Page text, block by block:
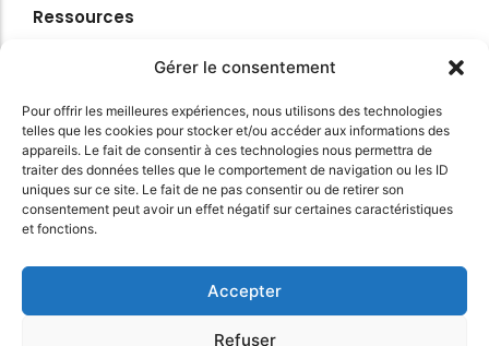
Gérer le consentement
Pour offrir les meilleures expériences, nous utilisons des technologies
telles que les cookies pour stocker et/ou accéder aux informations des
appareils. Le fait de consentir à ces technologies nous permettra de
traiter des données telles que le comportement de navigation ou les ID
uniques sur ce site. Le fait de ne pas consentir ou de retirer son
consentement peut avoir un effet négatif sur certaines caractéristiques
et fonctions.
Accepter
Refuser
Ressources
Choisir votre matériel de caisse
Espace client
CGVU
Politique de confidentialité
Conditions Générales du site